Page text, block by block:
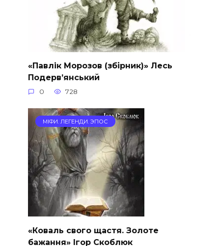
«Павлiк Морозов (збірник)» Лесь
Подерв’янський
0 728
МІФИ. ЛЕГЕНДИ. ЭПОС
«Коваль свого щастя. Золоте
бажання» Ігор Скоблюк